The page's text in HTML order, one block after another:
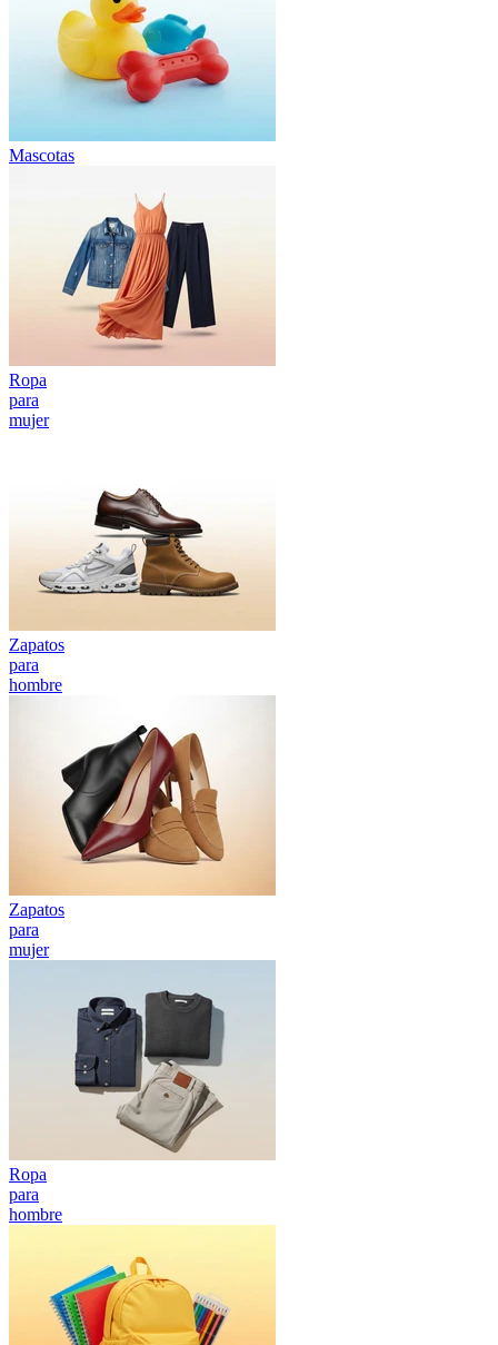
Mascotas
Ropa
para
mujer
Zapatos
para
hombre
Zapatos
para
mujer
Ropa
para
hombre